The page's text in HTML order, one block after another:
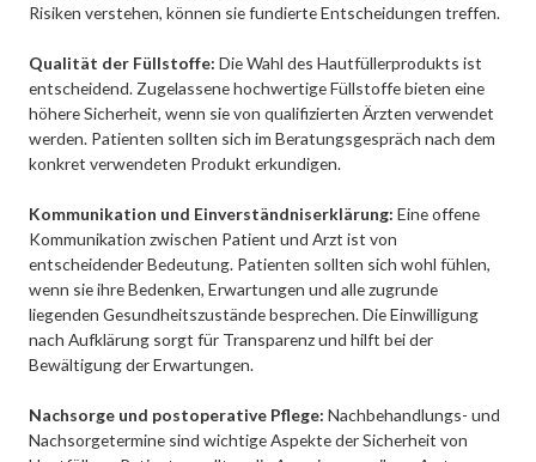
Risiken verstehen, können sie fundierte Entscheidungen treffen.
Qualität der Füllstoffe: Die Wahl des Hautfüllerprodukts ist
entscheidend. Zugelassene hochwertige Füllstoffe bieten eine
höhere Sicherheit, wenn sie von qualifizierten Ärzten verwendet
werden. Patienten sollten sich im Beratungsgespräch nach dem
konkret verwendeten Produkt erkundigen.
Kommunikation und Einverständniserklärung: Eine offene
Kommunikation zwischen Patient und Arzt ist von
entscheidender Bedeutung. Patienten sollten sich wohl fühlen,
wenn sie ihre Bedenken, Erwartungen und alle zugrunde
liegenden Gesundheitszustände besprechen. Die Einwilligung
nach Aufklärung sorgt für Transparenz und hilft bei der
Bewältigung der Erwartungen.
Nachsorge und postoperative Pflege: Nachbehandlungs- und
Nachsorgetermine sind wichtige Aspekte der Sicherheit von